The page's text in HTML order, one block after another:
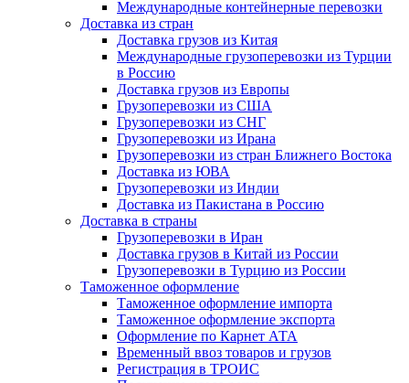
Международные контейнерные перевозки
Доставка из стран
Доставка грузов из Китая
Международные грузоперевозки из Турции
в Россию
Доставка грузов из Европы
Грузоперевозки из США
Грузоперевозки из СНГ
Грузоперевозки из Ирана
Грузоперевозки из стран Ближнего Востока
Доставка из ЮВА
Грузоперевозки из Индии
Доставка из Пакистана в Россию
Доставка в страны
Грузоперевозки в Иран
Доставка грузов в Китай из России
Грузоперевозки в Турцию из России
Таможенное оформление
Таможенное оформление импорта
Таможенное оформление экспорта
Оформление по Карнет АТА
Временный ввоз товаров и грузов
Регистрация в ТРОИС